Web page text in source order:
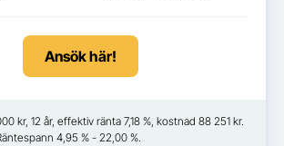
Ansök här!
kr, 12 år, effektiv ränta 7,18 %, kostnad 88 251 kr.
4,95 % - 22,00 %.